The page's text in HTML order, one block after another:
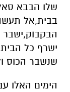
שלו הבבא
בבית,אל
ישרף כל
שנשבר הכוס
הימים האלו